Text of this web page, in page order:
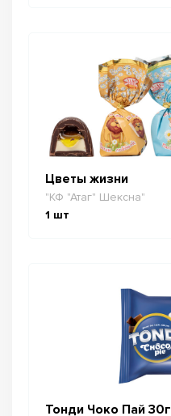
Цветы жизни
"КФ "Атаг" Шексна"
1 шт
Тонди Чоко Пай 30г